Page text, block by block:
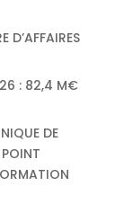
D’AFFAIRES
: 82,4 M€
DE